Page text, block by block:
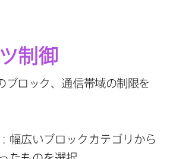
制御
ブロック、​通信帯域の​制限を​
幅​広い​ブロックカテゴリから​